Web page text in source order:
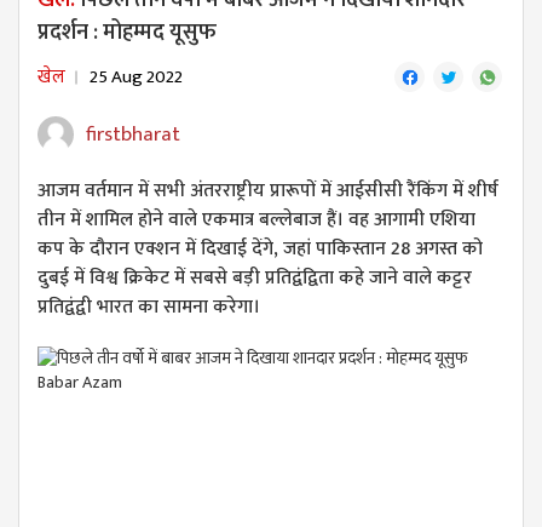
प्रदर्शन : मोहम्मद यूसुफ
खेल 25 Aug 2022
firstbharat
आजम वर्तमान में सभी अंतरराष्ट्रीय प्रारूपों में आईसीसी रैंकिंग में शीर्ष
तीन में शामिल होने वाले एकमात्र बल्लेबाज हैं। वह आगामी एशिया
कप के दौरान एक्शन में दिखाई देंगे, जहां पाकिस्तान 28 अगस्त को
दुबई में विश्व क्रिकेट में सबसे बड़ी प्रतिद्वंद्विता कहे जाने वाले कट्टर
प्रतिद्वंद्वी भारत का सामना करेगा।
Babar Azam